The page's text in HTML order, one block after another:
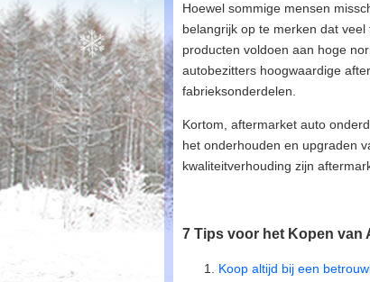
Hoewel sommige mensen
belangrijk op te merken dat
producten voldoen aan hoge
autobezitters hoogwaardige
fabrieksonderdelen.
Kortom, aftermarket auto
het onderhouden en upgraden
kwaliteitverhouding zijn
7 Tips voor het Kopen van
Koop altijd bij een